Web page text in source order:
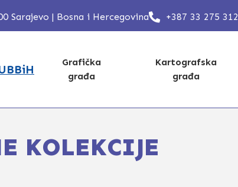
Sarajevo | Bosna i Hercegovina +387 33 275 312
Grafička
građa
Kartografska
građa
KOLEKCIJE